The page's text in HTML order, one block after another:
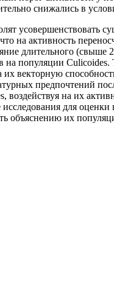
снижались в
усовершенствовать
на активность
длительного (свыше
на популяции
векторную
предпочтений
на их
для оценки
объяснению их